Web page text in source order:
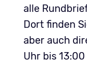
alle
Dort finden
aber auch
Uhr bis